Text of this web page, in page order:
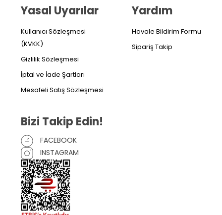
Yasal Uyarılar
Kullanıcı Sözleşmesi
(KVKK)
Gizlilik Sözleşmesi
İptal ve İade Şartları
Mesafeli Satış Sözleşmesi
Yardım
Havale Bildirim Formu
Sipariş Takip
Bizi Takip Edin!
FACEBOOK
INSTAGRAM